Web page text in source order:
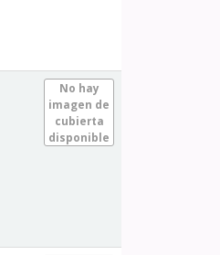
No hay
imagen de
cubierta
disponible